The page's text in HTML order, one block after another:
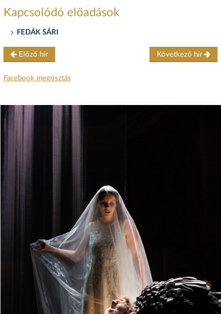
Kapcsolódó előadások
FEDÁK SÁRI
Előző hír Következő hír
Facebook megosztás